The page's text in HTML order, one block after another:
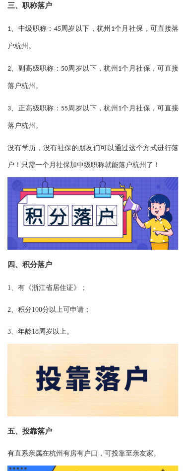
三、 职称落户
1、中级职称：45周岁以下，杭州1个月社保，可直接落
户杭州。
2、副高级职称：50周岁以下，杭州1个月社保，可直接
落户杭州。
3、正高级职称：55周岁以下，杭州1个月社保，可直接
落户杭州。
没有学历，没有社保的朋友们可以通过这个方式进行落
户！只需一个月社保加中级职称就能落户杭州了！
四、积分落户
1、有《浙江省居住证》；
2、积分100分以上可申请；
3、年龄18周岁以上。
五、投靠落户
有直系亲属在杭州有房有户口，可投靠至亲友家。